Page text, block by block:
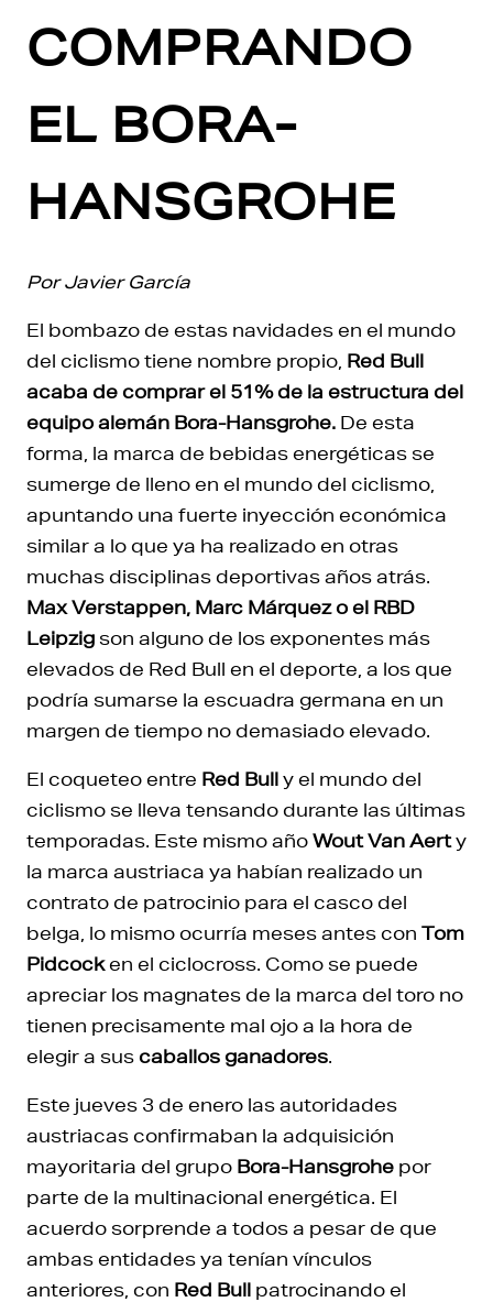
COMPRANDO
EL BORA-
HANSGROHE
Por Javier García
El bombazo de estas navidades en el mundo
del ciclismo tiene nombre propio, Red Bull
acaba de comprar el 51% de la estructura del
equipo alemán Bora-Hansgrohe. De esta
forma, la marca de bebidas energéticas se
sumerge de lleno en el mundo del ciclismo,
apuntando una fuerte inyección económica
similar a lo que ya ha realizado en otras
muchas disciplinas deportivas años atrás.
Max Verstappen, Marc Márquez o el RBD
Leipzig son alguno de los exponentes más
elevados de Red Bull en el deporte, a los que
podría sumarse la escuadra germana en un
margen de tiempo no demasiado elevado.
El coqueteo entre Red Bully el mundo del
ciclismo se lleva tensando durante las últimas
temporadas. Este mismo añoWout Van Aerty
la marca austriaca ya habían realizado un
contrato de patrocinio para el casco del
belga, lo mismo ocurría meses antes con Tom
Pidcocken el ciclocross. Como se puede
apreciar los magnates de la marca del toro no
tienen precisamente mal ojo a la hora de
elegir a suscaballos ganadores.
Este jueves 3 de enero las autoridades
austriacas confirmaban la adquisición
mayoritaria del grupo Bora-Hansgrohe por
parte de la multinacional energética. El
acuerdo sorprende a todos a pesar de que
ambas entidades ya tenían vínculos
anteriores, con Red Bull patrocinando el